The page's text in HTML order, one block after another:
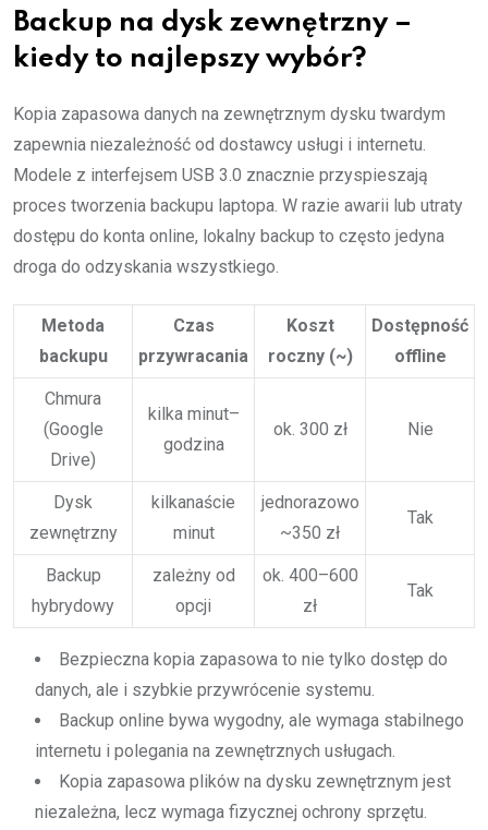
Backup na dysk zewnętrzny –
kiedy to najlepszy wybór?
Kopia zapasowa danych na zewnętrznym dysku twardym
zapewnia niezależność od dostawcy usługi i internetu.
Modele z interfejsem USB 3.0 znacznie przyspieszają
proces tworzenia backupu laptopa. W razie awarii lub utraty
dostępu do konta online, lokalny backup to często jedyna
droga do odzyskania wszystkiego.
Metoda
backupu
Czas
przywracania
Koszt
roczny (~)
Dostępność
offline
Chmura
(Google
Drive)
kilka minut–
godzina
ok. 300 zł Nie
Dysk
zewnętrzny
kilkanaście
minut
jednorazowo
~350 zł
Tak
Backup
hybrydowy
zależny od
opcji
ok. 400–600
zł
Tak
Bezpieczna kopia zapasowa to nie tylko dostęp do
danych, ale i szybkie przywrócenie systemu.
Backup online bywa wygodny, ale wymaga stabilnego
internetu i polegania na zewnętrznych usługach.
Kopia zapasowa plików na dysku zewnętrznym jest
niezależna, lecz wymaga fizycznej ochrony sprzętu.